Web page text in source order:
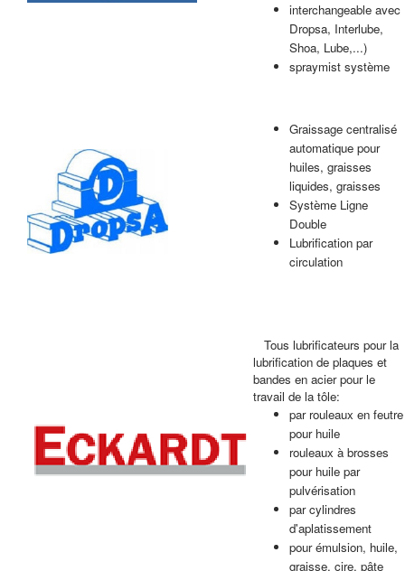
interchangeable avec
Dropsa, Interlube,
Shoa, Lube,...)
spraymist système
Graissage centralisé
automatique pour
huiles, graisses
liquides, graisses
Système Ligne
Double
Lubrification par
circulation
Tous lubrificateurs pour la
lubrification de plaques et
bandes en acier pour le
travail de la tôle:
par rouleaux en feutre
pour huile
rouleaux à brosses
pour huile par
pulvérisation
par cylindres
d'aplatissement
pour émulsion, huile,
graisse, cire, pâte